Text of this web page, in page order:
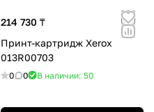
214 730 ₸
Принт-картридж Xerox
013R00703
0 0 В наличии: 50